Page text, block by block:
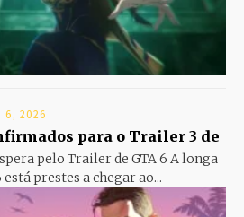
6, 2026
para o Trailer 3 de
pelo Trailer de GTA 6 A longa
está prestes a chegar ao...